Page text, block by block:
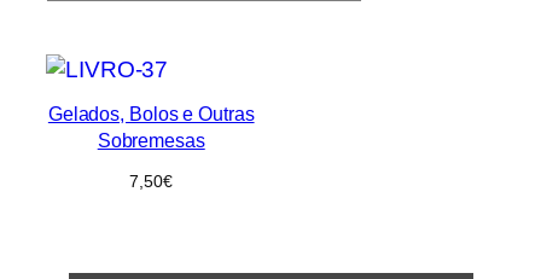
Gelados, Bolos e Outras
Sobremesas
7,50€